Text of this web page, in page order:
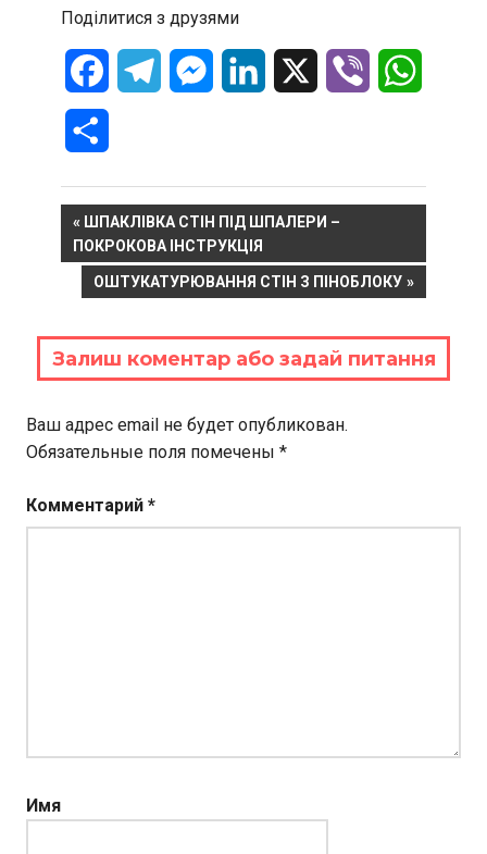
Поділитися з друзями
FacebookTelegramMessenger
LinkedIn Viber
Навигация
по
записям
PREVIOUS
POST:
ШПАКЛІВКА СТІН ПІД ШПАЛЕРИ –
ПОКРОКОВА ІНСТРУКЦІЯ
NEXT
ОШТУКАТУРЮВАННЯ СТІН З ПІНОБЛОКУ
Залиш коментар або задай питання
Ваш адрес email не будет опубликован.
Обязательные поля помечены *
Комментарий *
Имя